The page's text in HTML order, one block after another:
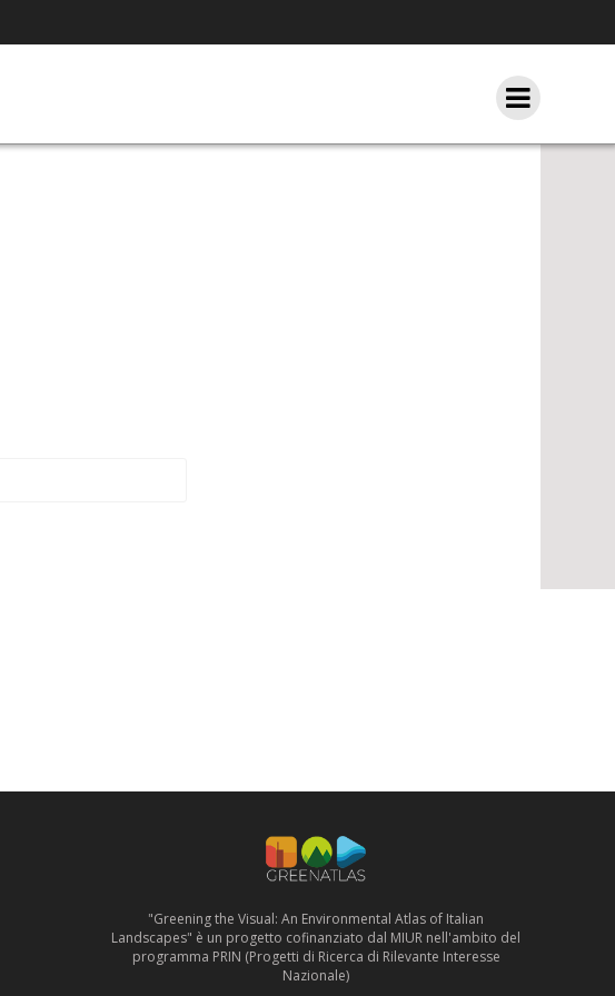
"Greening the Visual: An Environmental Atlas of Italian
Landscapes" è un progetto cofinanziato dal MIUR nell'ambito del
programma PRIN (Progetti di Ricerca di Rilevante Interesse
Nazionale)